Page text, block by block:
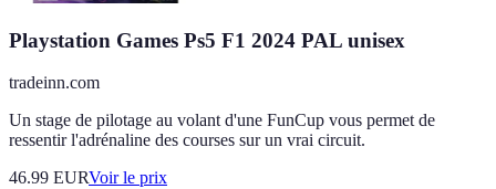
Playstation Games Ps5 F1 2024 PAL unisex
tradeinn.com
Un stage de pilotage au volant d'une FunCup vous permet de
ressentir l'adrénaline des courses sur un vrai circuit.
46.99 EURVoir le prix